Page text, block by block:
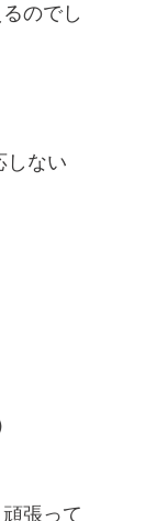
のでし
しない
張って